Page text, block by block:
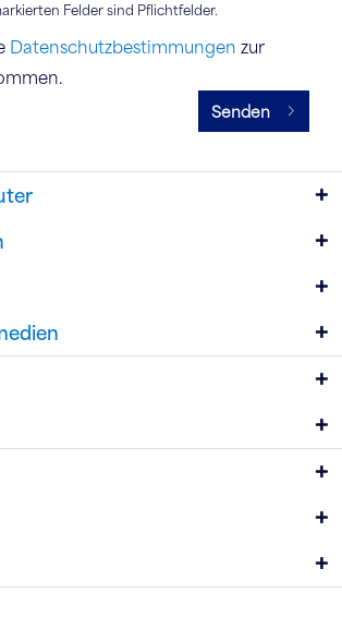
Felder sind Pflichtfelder.
Datenschutzbestimmungen zur
Senden